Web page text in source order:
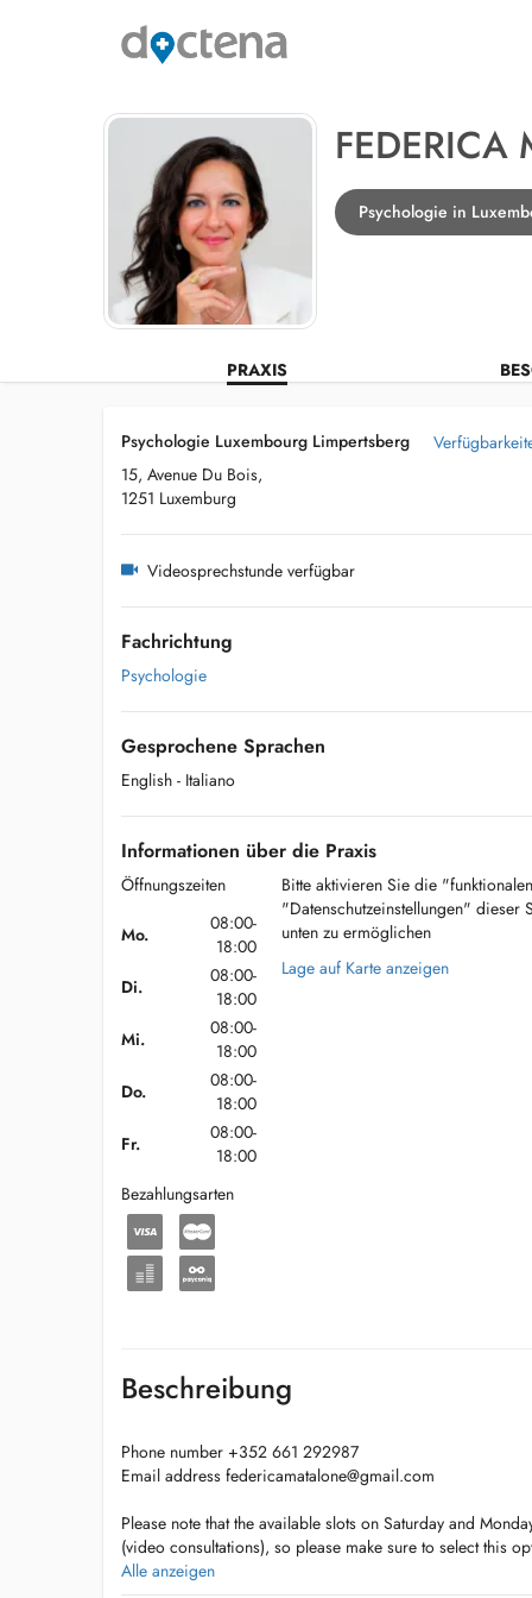
FEDERICA
Psychologie in
PRAXIS
Psychologie Luxembourg Limpertsberg
15, Avenue Du Bois,
1251 Luxemburg
Videosprechstunde verfügbar
Fachrichtung
Psychologie
Gesprochene Sprachen
English - Italiano
Informationen über die Praxis
Öffnungszeiten
Mo.
08:00-
18:00
Di.
08:00-
18:00
Mi.
08:00-
18:00
Do.
08:00-
18:00
Fr.
08:00-
18:00
Bezahlungsarten
Bitte aktivieren Sie die
"Datenschutzeinstellungen" dieser
unten zu ermöglichen
Lage auf Karte anzeigen
Beschreibung
Phone number +352 661 292987
Email address federicamatalone@gmail.com
Please note that the available slots on Saturday and
(video consultations), so please make sure to select this
days.
Alle anzeigen